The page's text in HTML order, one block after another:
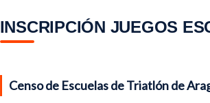
INSCRIPCIÓN JUEGOS
Censo de Escuelas de Triatlón de